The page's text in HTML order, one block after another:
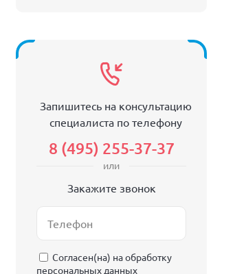
Запишитесь на консультацию
специалиста по телефону
8 (495) 255-37-37
или
Закажите звонок
Согласен(на) наобработку
персональных данных